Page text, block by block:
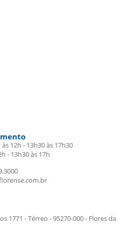
12h - 13h30 às 17h30
- 13h30 às 17h
1771 - Térreo - 95270-000 - Flores da